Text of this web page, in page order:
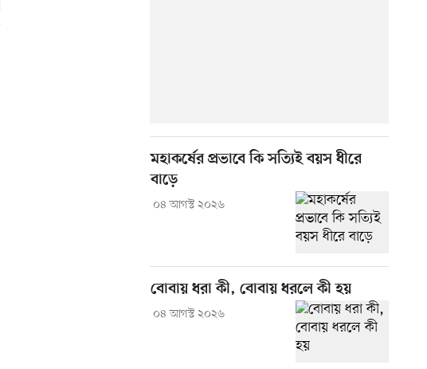
মহাকর্ষের প্রভাবে কি সত্যিই বয়স ধীরে
বাড়ে
০৪ আগস্ট ২০২৬
বোবায় ধরা কী, বোবায় ধরলে কী হয়
০৪ আগস্ট ২০২৬